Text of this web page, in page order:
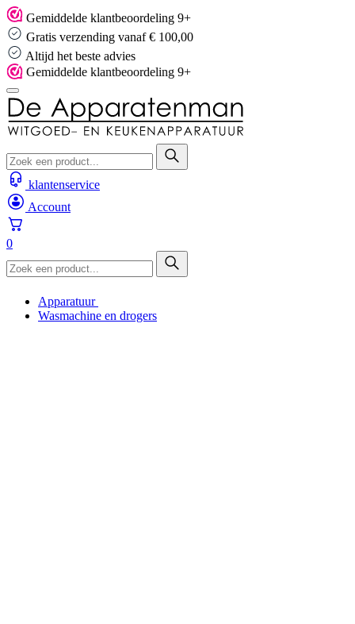
Skip
to
content
Gemiddelde klantbeoordeling 9+
Gratis verzending vanaf € 100,00
Altijd het beste advies
Gemiddelde klantbeoordeling 9+
klantenservice
Account
0
Apparatuur
Wasmachine en drogers